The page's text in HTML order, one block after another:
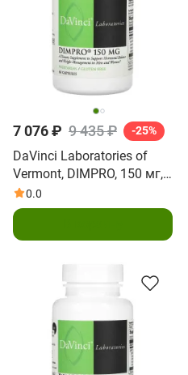
7 076 ₽ 9 435 ₽ -25%
DaVinci Laboratories of
Vermont, DIMPRO, 150 мг,
60 капсул
0.0